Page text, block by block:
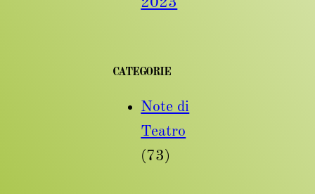
CATEGORIE
Note di
Teatro
(73)